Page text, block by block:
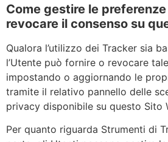
Come gestire le
revocare il consenso su
Qualora l’utilizzo dei Tracker sia
l’Utente può fornire o revocare
impostando o aggiornando le
tramite il relativo pannello delle
privacy disponibile su questo Sito
Per quanto riguarda Strumenti di